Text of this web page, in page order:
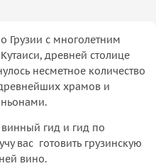
Грузии с многолетним
древней столице
несметное количество
храмов и
гид и гид по
вас готовить грузинскую
вино.